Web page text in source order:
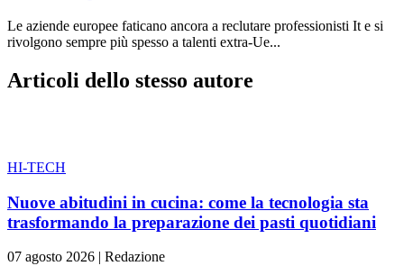
Le aziende europee faticano ancora a reclutare professionisti It e si
rivolgono sempre più spesso a talenti extra-Ue...
Articoli dello stesso autore
HI-TECH
Nuove abitudini in cucina: come la tecnologia sta
trasformando la preparazione dei pasti quotidiani
07 agosto 2026 | Redazione